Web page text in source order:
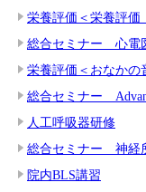
栄養評価＜栄養評価
総合セミナー 心電
栄養評価＜おなかの
総合セミナー
人工呼吸器研修
総合セミナー 神経
院内BLS講習